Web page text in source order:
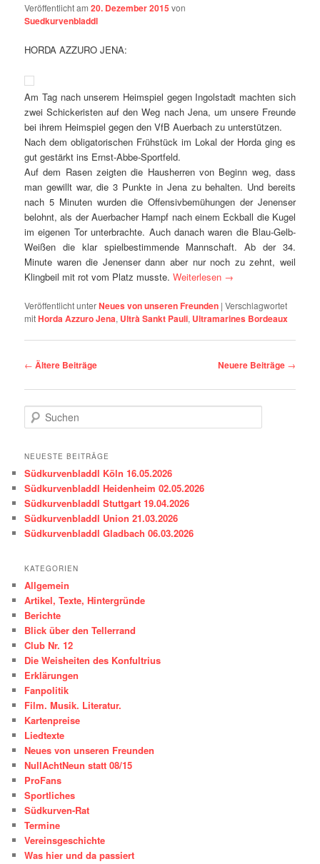
Veröffentlicht am20. Dezember 2015 von
Suedkurvenbladdl
HORDA AZZURO JENA:
Am Tag nach unserem Heimspiel gegen Ingolstadt machten sich
zwei Schickeristen auf den Weg nach Jena, um unsere Freunde
bei ihrem Heimspiel gegen den VfB Auerbach zu unterstützen.
Nach dem obligatorischen Frühstück im Lokal der Horda ging es
gut gestärkt ins Ernst-Abbe-Sportfeld.
Auf dem Rasen zeigten die Hausherren von Beginn weg, dass
man gewillt war, die 3 Punkte in Jena zu behalten. Und bereits
nach 5 Minuten wurden die Offensivbemühungen der Jenenser
belohnt, als der Auerbacher Hampf nach einem Eckball die Kugel
im eigenen Tor unterbrachte. Auch danach waren die Blau-Gelb-
Weißen die klar spielbestimmende Mannschaft. Ab der 34.
Minute waren die Jenenser dann aber nur noch zu zehnt, weil
Klingbeil mit rot vom Platz musste.Weiterlesen →
Veröffentlicht unterNeues von unseren Freunden |Verschlagwortet
mitHorda Azzuro Jena, Ultrà Sankt Pauli, Ultramarines Bordeaux
Beitragsnavigation
← Ältere Beiträge Neuere Beiträge →
u
h
n
NEUESTE BEITRÄGE
Südkurvenbladdl Köln 16.05.2026
Südkurvenbladdl Heidenheim 02.05.2026
Südkurvenbladdl Stuttgart 19.04.2026
Südkurvenbladdl Union 21.03.2026
Südkurvenbladdl Gladbach 06.03.2026
KATEGORIEN
Allgemein
Artikel, Texte, Hintergründe
Berichte
Blick über den Tellerrand
Club Nr. 12
Die Weisheiten des Konfultrius
Erklärungen
Fanpolitik
Film. Musik. Literatur.
Kartenpreise
Liedtexte
Neues von unseren Freunden
NullAchtNeun statt 08/15
ProFans
Sportliches
Südkurven-Rat
Termine
Vereinsgeschichte
Was hier und da passiert